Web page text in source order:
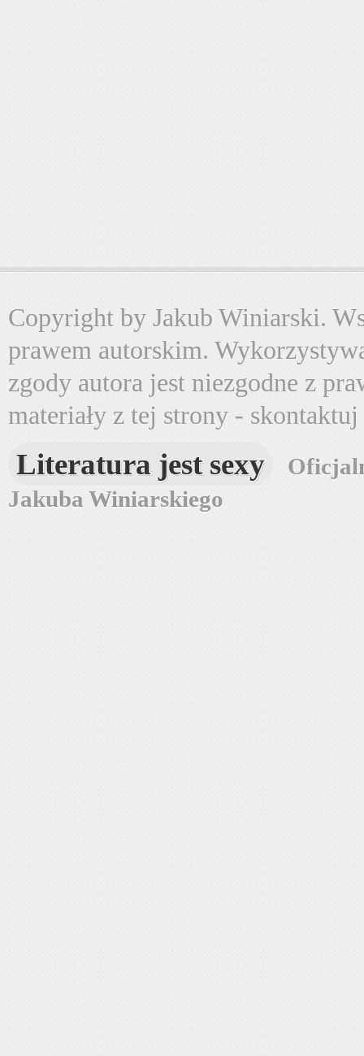
Copyright by Jakub Winiarski.
prawem autorskim.
zgody autora jest niezgodne z
materiały z tej strony -
Literatura jest sexy
Jakuba Winiarskiego